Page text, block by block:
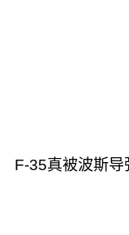
F-35真被波斯